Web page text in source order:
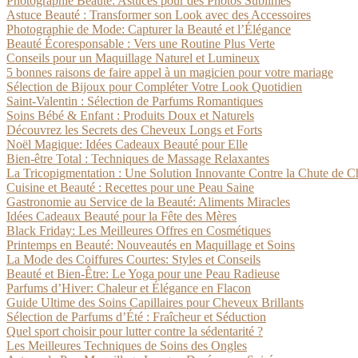
Astuce Beauté : Transformer son Look avec des Accessoires
Photographie de Mode: Capturer la Beauté et l’Élégance
Beauté Écoresponsable : Vers une Routine Plus Verte
Conseils pour un Maquillage Naturel et Lumineux
5 bonnes raisons de faire appel à un magicien pour votre mariage
Sélection de Bijoux pour Compléter Votre Look Quotidien
Saint-Valentin : Sélection de Parfums Romantiques
Soins Bébé & Enfant : Produits Doux et Naturels
Découvrez les Secrets des Cheveux Longs et Forts
Noël Magique: Idées Cadeaux Beauté pour Elle
Bien-être Total : Techniques de Massage Relaxantes
La Tricopigmentation : Une Solution Innovante Contre la Chute de
Cuisine et Beauté : Recettes pour une Peau Saine
Gastronomie au Service de la Beauté: Aliments Miracles
Idées Cadeaux Beauté pour la Fête des Mères
Black Friday: Les Meilleures Offres en Cosmétiques
Printemps en Beauté: Nouveautés en Maquillage et Soins
La Mode des Coiffures Courtes: Styles et Conseils
Beauté et Bien-Être: Le Yoga pour une Peau Radieuse
Parfums d’Hiver: Chaleur et Élégance en Flacon
Guide Ultime des Soins Capillaires pour Cheveux Brillants
Sélection de Parfums d’Été : Fraîcheur et Séduction
Quel sport choisir pour lutter contre la sédentarité ?
Les Meilleures Techniques de Soins des Ongles